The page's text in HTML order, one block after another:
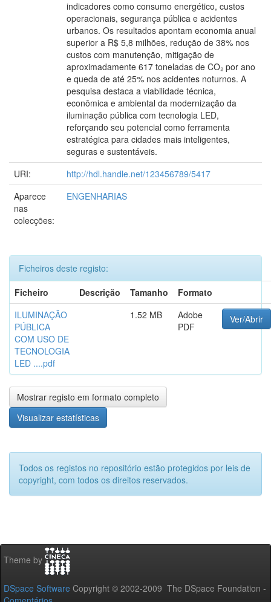
indicadores como consumo energético, custos
operacionais, segurança pública e acidentes
urbanos. Os resultados apontam economia anual
superior a R$ 5,8 milhões, redução de 38% nos
custos com manutenção, mitigação de
aproximadamente 617 toneladas de CO₂ por ano
e queda de até 25% nos acidentes noturnos. A
pesquisa destaca a viabilidade técnica,
econômica e ambiental da modernização da
iluminação pública com tecnologia LED,
reforçando seu potencial como ferramenta
estratégica para cidades mais inteligentes,
seguras e sustentáveis.
URI:
http://hdl.handle.net/123456789/5417
Aparece
nas
colecções:
ENGENHARIAS
Ficheiros deste registo:
Ficheiro
Descrição Tamanho
Formato
ILUMINAÇÃO
PÚBLICA
COM USO DE
TECNOLOGIA
LED ....pdf
1.52 MB
Adobe
PDF
Ver/Abrir
Mostrar registo em formato completo
Visualizar estatísticas
Todos os registos no repositório estão protegidos por leis de
copyright, com todos os direitos reservados.
Theme by
DSpace Software Copyright © 2002-2009 The DSpace Foundation -